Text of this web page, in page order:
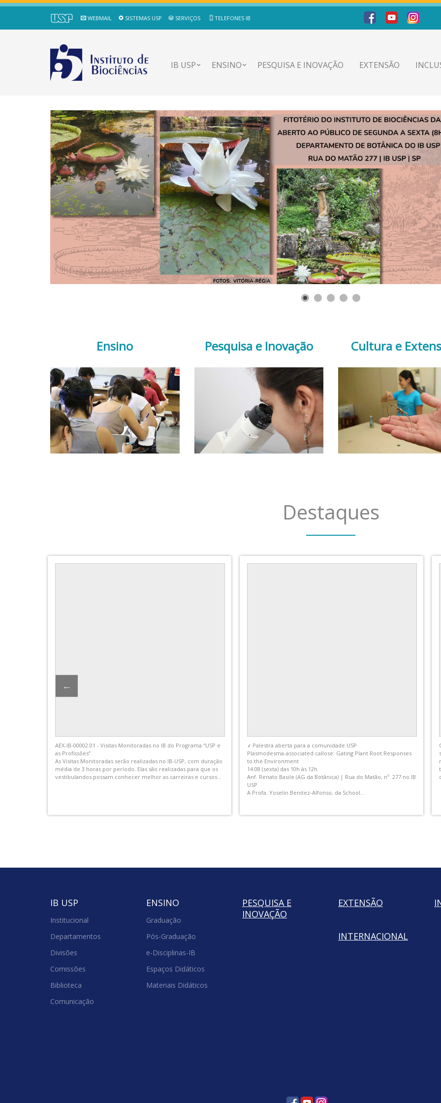
WEBMAIL SISTEMAS USP SERVIÇOS TELEFONES IB
IB USP ENSINO PESQUISA E INOVAÇÃO EXTENSÃO
Ensino Pesquisa e Inovação Cultura e
Destaques
Palestra promovida pela CIPA IB USP
Fotos do post de Instituto de Biociências - IB USP
Transição ecológica e suas medidas. O desafio da definição de
indicadores no contexto das policrises socioambientais
Disciplina Optativa FAUUSP – Inter unidades (FAU/FD/ FSP/
POLI/IB) | Código e nominação oficial: AUP 0547 - Ambiente
Construído e Desenvolvimento Sustentável
A disciplina...
IB USP
Institucional
Departamentos
Divisões
Comissões
Biblioteca
Comunicação
ENSINO
Graduação
Pós-Graduação
e-Disciplinas-IB
Espaços Didáticos
Materiais Didáticos
PESQUISA E
INOVAÇÃO
EXTENSÃO
INTERNACIONAL